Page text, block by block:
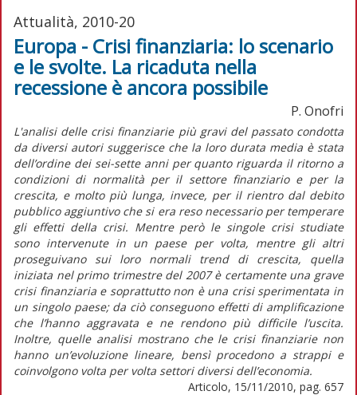
Attualità, 2010-20
Europa - Crisi finanziaria: lo scenario
e le svolte. La ricaduta nella
recessione è ancora possibile
P. Onofri
L'analisi delle crisi finanziarie più gravi del passato condotta
da diversi autori suggerisce che la loro durata media è stata
dell’ordine dei sei-sette anni per quanto riguarda il ritorno a
condizioni di normalità per il settore finanziario e per la
crescita, e molto più lunga, invece, per il rientro dal debito
pubblico aggiuntivo che si era reso necessario per temperare
gli effetti della crisi. Mentre però le singole crisi studiate
sono intervenute in un paese per volta, mentre gli altri
proseguivano sui loro normali trend di crescita, quella
iniziata nel primo trimestre del 2007 è certamente una grave
crisi finanziaria e soprattutto non è una crisi sperimentata in
un singolo paese; da ciò conseguono effetti di amplificazione
che l’hanno aggravata e ne rendono più difficile l’uscita.
Inoltre, quelle analisi mostrano che le crisi finanziarie non
hanno un’evoluzione lineare, bensì procedono a strappi e
coinvolgono volta per volta settori diversi dell’economia.
Articolo, 15/11/2010, pag. 657